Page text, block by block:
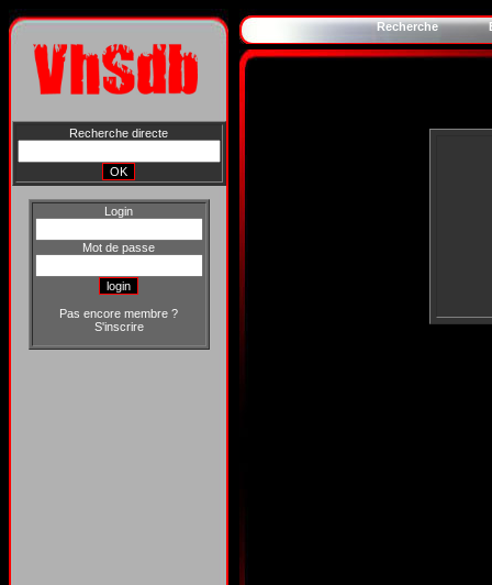
Recherche directe
Login
Mot de passe
Pas encore membre ?
S'inscrire
Recherche